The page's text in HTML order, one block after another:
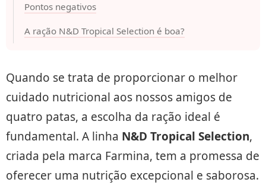
Pontos negativos
A ração N&D Tropical Selection é boa?
Quando se trata de proporcionar o melhor
cuidado nutricional aos nossos amigos de
quatro patas, a escolha da ração ideal é
fundamental. A linha N&D Tropical Selection,
criada pela marca Farmina, tem a promessa de
oferecer uma nutrição excepcional e saborosa.